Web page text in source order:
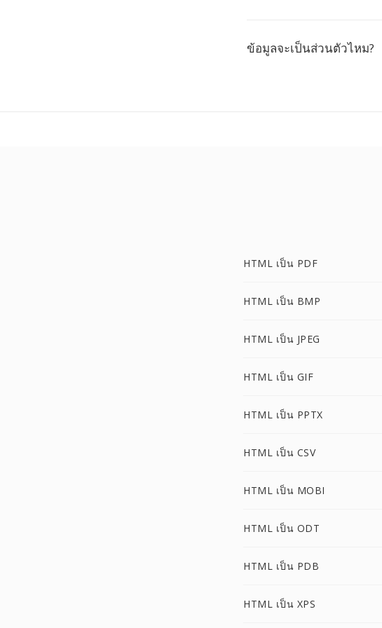
ข้อมูลจะเป็นส่วนตัวไหม?
HTML เป็น PDF
HTML เป็น BMP
HTML เป็น JPEG
HTML เป็น GIF
HTML เป็น PPTX
HTML เป็น CSV
HTML เป็น MOBI
HTML เป็น ODT
HTML เป็น PDB
HTML เป็น XPS